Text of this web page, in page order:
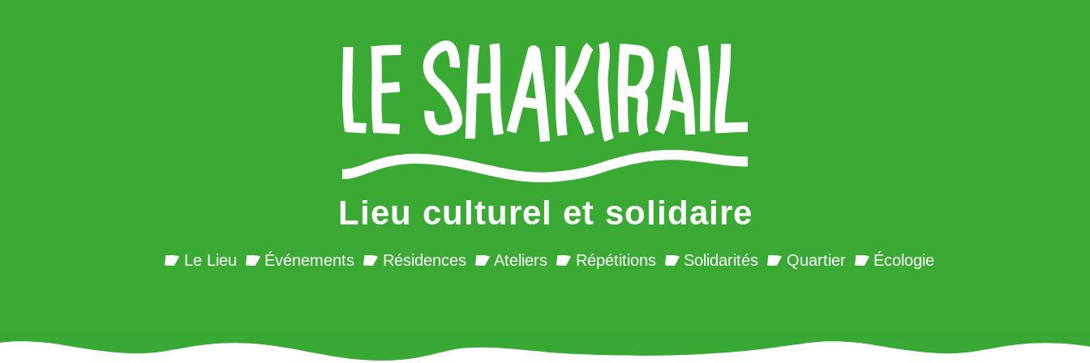
Lieu culturel et solidaire
Le Lieu Événements Résidences Ateliers Répétitions Solidarités Quartier Écologie